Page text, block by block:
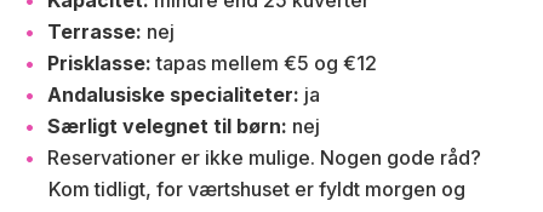
Terrasse: nej
Prisklasse: tapas mellem €5 og €12
Andalusiske specialiteter: ja
Særligt velegnet til børn: nej
Reservationer er ikke mulige. Nogen gode råd?
Kom tidligt, for værtshuset er fyldt morgen og